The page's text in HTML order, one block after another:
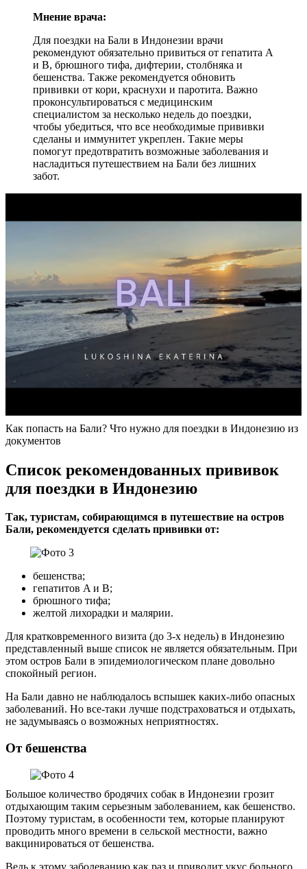
Мнение врача:
Для поездки на Бали в Индонезии врачи
рекомендуют обязательно привиться от гепатита А
и В, брюшного тифа, дифтерии, столбняка и
бешенства. Также рекомендуется обновить
прививки от кори, краснухи и паротита. Важно
проконсультироваться с медицинским
специалистом за несколько недель до поездки,
чтобы убедиться, что все необходимые прививки
сделаны и иммунитет укреплен. Такие меры
помогут предотвратить возможные заболевания и
насладиться путешествием на Бали без лишних
забот.
Как попасть на Бали? Что нужно для поездки в Индонезию из
документов
Список рекомендованных прививок
для поездки в Индонезию
Так, туристам, собирающимся в путешествие на остров
Бали, рекомендуется сделать прививки от:
бешенства;
гепатитов A и B;
брюшного тифа;
желтой лихорадки и малярии.
Для кратковременного визита (до 3-х недель) в Индонезию
представленный выше список не является обязательным. При
этом остров Бали в эпидемиологическом плане довольно
спокойный регион.
На Бали давно не наблюдалось вспышек каких-либо опасных
заболеваний. Но все-таки лучше подстраховаться и отдыхать,
не задумываясь о возможных неприятностях.
От бешенства
Большое количество бродячих собак в Индонезии грозит
отдыхающим таким серьезным заболеванием, как бешенство.
Поэтому туристам, в особенности тем, которые планируют
проводить много времени в сельской местности, важно
вакцинироваться от бешенства.
Ведь к этому заболеванию как раз и приводит укус больного